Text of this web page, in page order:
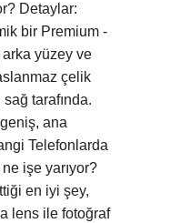
Detaylar:
bir Premium -
arka yüzey ve
çelik
tarafında.
ana
Telefonlarda
işe yarıyor?
en iyi şey,
lens ile fotoğraf